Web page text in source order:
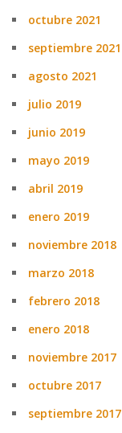
octubre 2021
septiembre 2021
agosto 2021
julio 2019
junio 2019
mayo 2019
abril 2019
enero 2019
noviembre 2018
marzo 2018
febrero 2018
enero 2018
noviembre 2017
octubre 2017
septiembre 2017